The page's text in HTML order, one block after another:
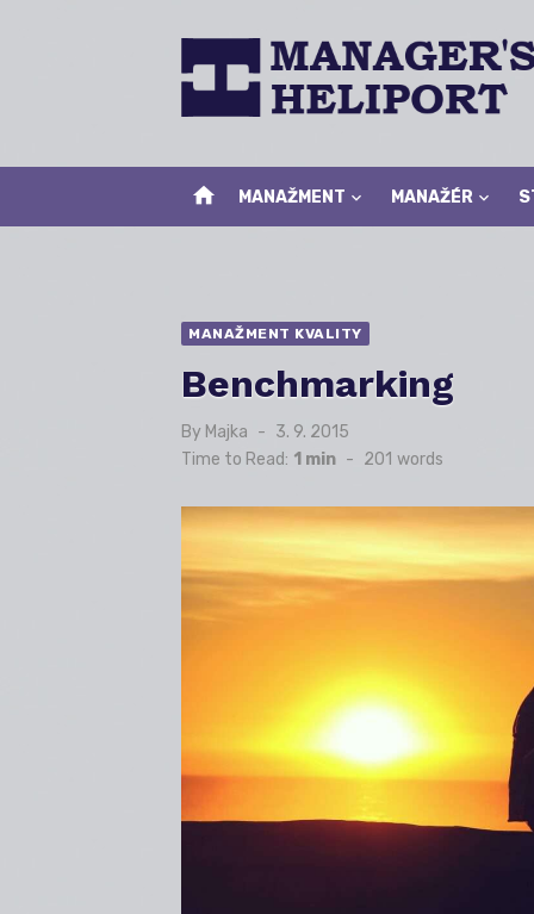
home MANAŽMENT MANAŽÉR
MANAŽMENT KVALITY
Benchmarking
By Majka
Posted
on
3. 9. 2015
Time to Read: 1 min - 201 words